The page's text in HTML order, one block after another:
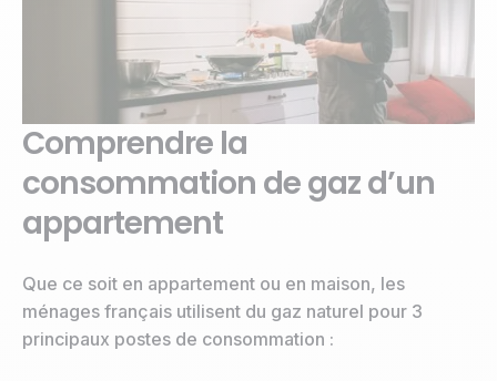
Comprendre la
consommation de gaz d’un
appartement
Que ce soit en appartement ou en maison, les
ménages français utilisent du gaz naturel pour 3
principaux postes de consommation :